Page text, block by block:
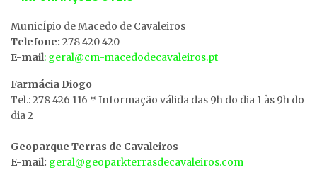
MunicÍpio de Macedo de Cavaleiros
Telefone: 278 420 420
E-mail: geral@cm-macedodecavaleiros.pt
Farmácia Diogo
Tel.: 278 426 116 * Informação válida das 9h do dia 1 às 9h do
dia 2
Geoparque Terras de Cavaleiros
E-mail: geral@geoparkterrasdecavaleiros.com